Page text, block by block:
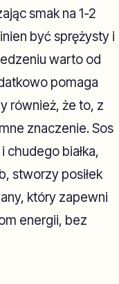
smak na 1-2
być sprężysty i
warto od
pomaga
również, że to, z
znaczenie. Sos
białka,
stworzy posiłek
który zapewni
energii, bez